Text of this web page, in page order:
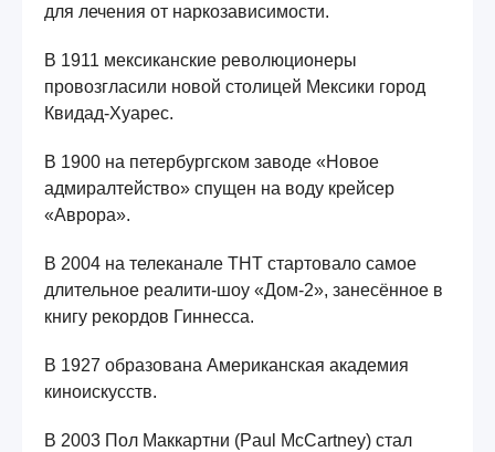
для лечения от наркозависимости.
В 1911 мексиканские революционеры
провозгласили новой столицей Мексики город
Квидад-Хуарес.
В 1900 на петербургском заводе «Новое
адмиралтейство» спущен на воду крейсер
«Аврора».
В 2004 на телеканале ТНТ стартовало самое
длительное реалити-шоу «Дом-2», занесённое в
книгу рекордов Гиннесса.
В 1927 образована Американская академия
киноискусств.
В 2003 Пол Маккартни (Paul McCartney) стал